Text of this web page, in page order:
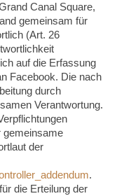
Canal Square,
gemeinsam für
(Art. 26
auf die Erfassung
Facebook. Die nach
durch
Verantwortung.
gemeinsame
der
.
die Erteilung der